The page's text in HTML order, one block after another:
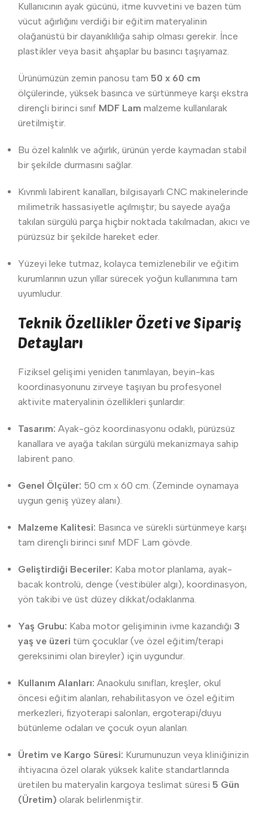
Kullanıcının ayak gücünü, itme kuvvetini ve bazen tüm
vücut ağırlığını verdiği bir eğitim materyalinin
olağanüstü bir dayanıklılığa sahip olması gerekir. İnce
plastikler veya basit ahşaplar bu basıncı taşıyamaz.
Ürünümüzün zemin panosu tam 50 x 60 cm
ölçülerinde, yüksek basınca ve sürtünmeye karşı ekstra
dirençli birinci sınıf MDF Lam malzeme kullanılarak
üretilmiştir.
Bu özel kalınlık ve ağırlık, ürünün yerde kaymadan stabil
bir şekilde durmasını sağlar.
Kıvrımlı labirent kanalları, bilgisayarlı CNC makinelerinde
milimetrik hassasiyetle açılmıştır; bu sayede ayağa
takılan sürgülü parça hiçbir noktada takılmadan, akıcı ve
pürüzsüz bir şekilde hareket eder.
Yüzeyi leke tutmaz, kolayca temizlenebilir ve eğitim
kurumlarının uzun yıllar sürecek yoğun kullanımına tam
uyumludur.
Teknik Özellikler Özeti ve Sipariş
Detayları
Fiziksel gelişimi yeniden tanımlayan, beyin-kas
koordinasyonunu zirveye taşıyan bu profesyonel
aktivite materyalinin özellikleri şunlardır:
Tasarım: Ayak-göz koordinasyonu odaklı, pürüzsüz
kanallara ve ayağa takılan sürgülü mekanizmaya sahip
labirent pano.
Genel Ölçüler: 50 cm x 60 cm. (Zeminde oynamaya
uygun geniş yüzey alanı).
Malzeme Kalitesi: Basınca ve sürekli sürtünmeye karşı
tam dirençli birinci sınıf MDF Lam gövde.
Geliştirdiği Beceriler: Kaba motor planlama, ayak-
bacak kontrolü, denge (vestibüler algı), koordinasyon,
yön takibi ve üst düzey dikkat/odaklanma.
Yaş Grubu: Kaba motor gelişiminin ivme kazandığı 3
yaş ve üzeri tüm çocuklar (ve özel eğitim/terapi
gereksinimi olan bireyler) için uygundur.
Kullanım Alanları: Anaokulu sınıfları, kreşler, okul
öncesi eğitim alanları, rehabilitasyon ve özel eğitim
merkezleri, fizyoterapi salonları, ergoterapi/duyu
bütünleme odaları ve çocuk oyun alanları.
Üretim ve Kargo Süresi: Kurumunuzun veya kliniğinizin
ihtiyacına özel olarak yüksek kalite standartlarında
üretilen bu materyalin kargoya teslimat süresi 5 Gün
(Üretim) olarak belirlenmiştir.